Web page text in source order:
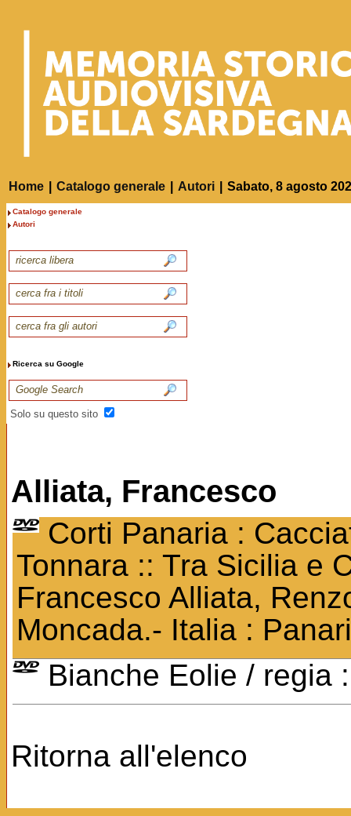
Home Catalogo generale Autori Sabato, 8 agosto
Catalogo generale
Autori
Ricerca su Google
Solo su questo sito
Alliata, Francesco
Corti Panaria :
Tonnara :: Tra Sicilia e
Francesco Alliata,
Moncada.- Italia :
Bianche Eolie / regia
Ritorna all'elenco